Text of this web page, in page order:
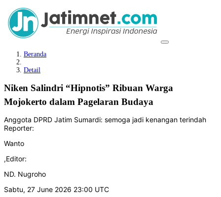
Beranda
Detail
Niken Salindri “Hipnotis” Ribuan Warga
Mojokerto dalam Pagelaran Budaya
Anggota DPRD Jatim Sumardi: semoga jadi kenangan terindah
Reporter:
Wanto
,Editor:
ND. Nugroho
Sabtu, 27 June 2026 23:00 UTC